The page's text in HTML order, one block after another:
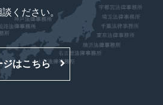
談ください。
ジはこちら